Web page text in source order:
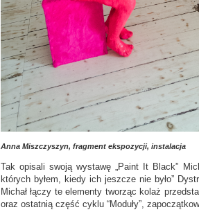
Anna Miszczyszyn, fragment ekspozycji, instalacja
Tak opisali swoją wystawę „Paint It Black”
których byłem, kiedy ich jeszcze nie było”
Michał łączy te elementy tworząc kolaż
oraz ostatnią część cyklu “Moduły”,